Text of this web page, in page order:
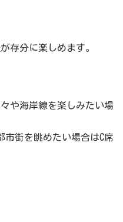
存分に楽しめます。
や海岸線を楽しみたい場
市街を眺めたい場合はC席